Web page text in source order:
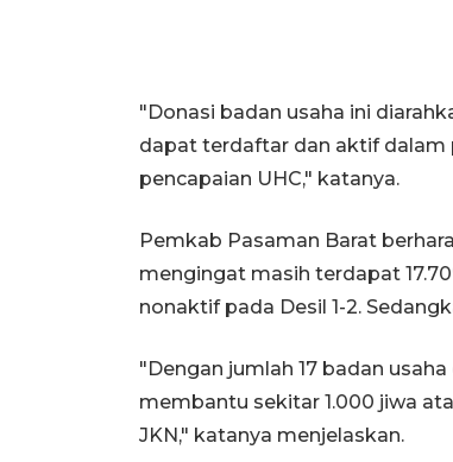
"Donasi badan usaha ini
dapat terdaftar dan aktif dalam
pencapaian UHC," katanya.
Pemkab Pasaman Barat
mengingat masih terdapat
nonaktif pada Desil 1-2.
"Dengan jumlah 17 badan
membantu sekitar 1.000 jiwa
JKN," katanya menjelaskan.